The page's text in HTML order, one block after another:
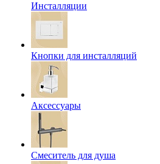
Инсталляции
Кнопки для инсталляций
Аксессуары
Смеситель для душа